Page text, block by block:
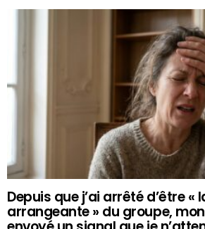
Depuis que j’ai arrêté d’être «
arrangeante » du groupe,